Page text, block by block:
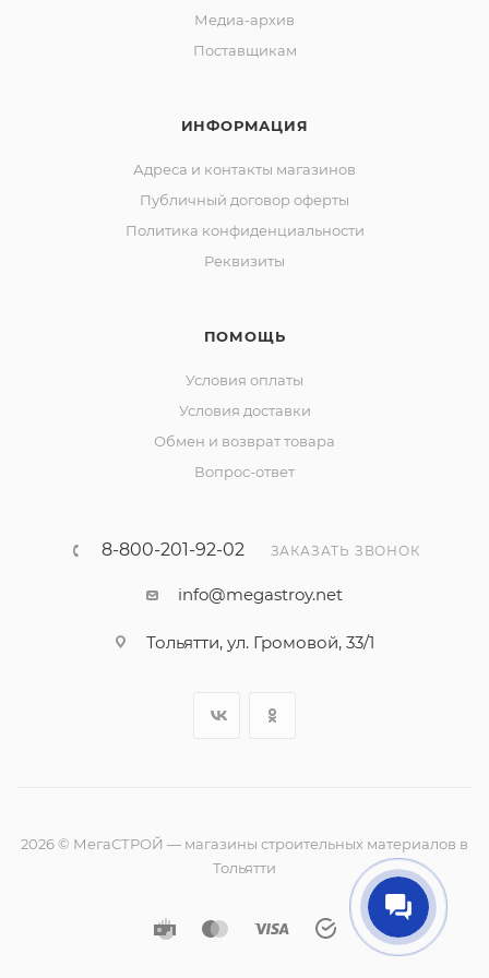
Медиа-архив
Поставщикам
ИНФОРМАЦИЯ
Адреса и контакты магазинов
Публичный договор оферты
Политика конфиденциальности
Реквизиты
ПОМОЩЬ
Условия оплаты
Условия доставки
Обмен и возврат товара
Вопрос-ответ
8-800-201-92-02 ЗАКАЗАТЬ ЗВОНОК
info@megastroy.net
Тольятти, ул. Громовой, 33/1
2026 © МегаСТРОЙ — магазины строительных материалов в
Тольятти